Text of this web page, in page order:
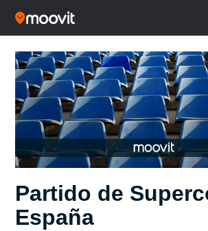
Partido de
España